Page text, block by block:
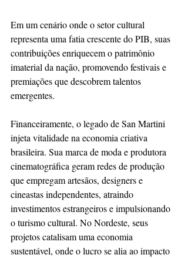
Em um cenário onde o setor cultural
representa uma fatia crescente do PIB, suas
contribuições enriquecem o patrimônio
imaterial da nação, promovendo festivais e
premiações que descobrem talentos
emergentes.
Financeiramente, o legado de San Martini
injeta vitalidade na economia criativa
brasileira. Sua marca de moda e produtora
cinematográfica geram redes de produção
que empregam artesãos, designers e
cineastas independentes, atraindo
investimentos estrangeiros e impulsionando
o turismo cultural. No Nordeste, seus
projetos catalisam uma economia
sustentável, onde o lucro se alia ao impacto